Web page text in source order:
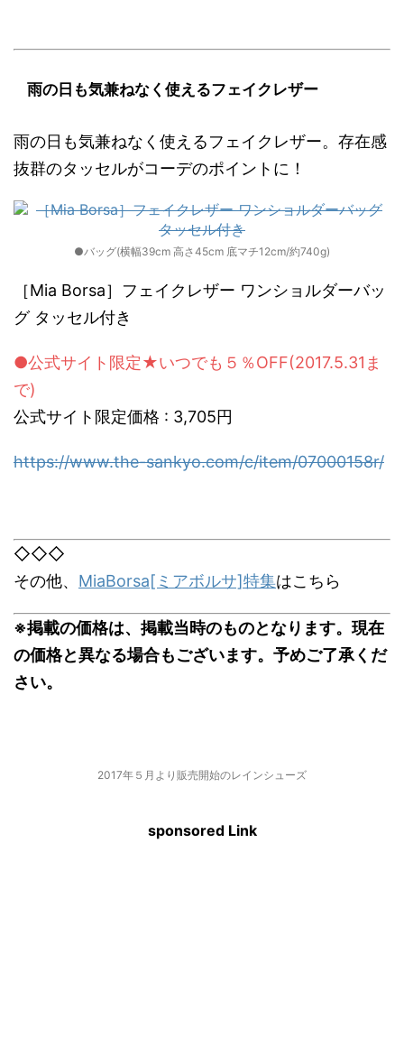
雨の日も気兼ねなく使えるフェイクレザー
雨の日も気兼ねなく使えるフェイクレザー。存在感
抜群のタッセルがコーデのポイントに！
●バッグ(横幅39cm 高さ45cm 底マチ12cm/約740g)
［Mia Borsa］フェイクレザー ワンショルダーバッ
グ タッセル付き
●公式サイト限定★いつでも５％OFF(2017.5.31ま
で)
公式サイト限定価格 : 3,705円
https://www.the-sankyo.com/c/item/07000158r/
◇◇◇
その他、 MiaBorsa[ミアボルサ]特集はこちら
※掲載の価格は、掲載当時のものとなります。現在
の価格と異なる場合もございます。予めご了承くだ
さい。
2017年５月より販売開始のレインシューズ
sponsored Link